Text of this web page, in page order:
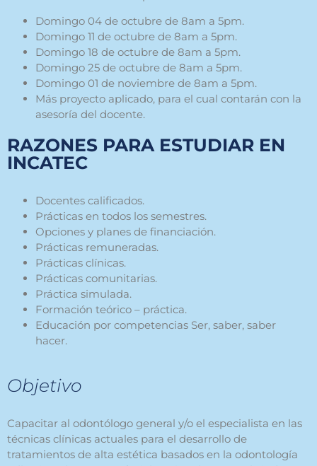
Domingo 04 de octubre de 8am a 5pm.
Domingo 11 de octubre de 8am a 5pm.
Domingo 18 de octubre de 8am a 5pm.
Domingo 25 de octubre de 8am a 5pm.
Domingo 01 de noviembre de 8am a 5pm.
Más proyecto aplicado, para el cual contarán con la
asesoría del docente.
RAZONES PARA ESTUDIAR EN
INCATEC
Docentes calificados.
Prácticas en todos los semestres.
Opciones y planes de financiación.
Prácticas remuneradas.
Prácticas clínicas.
Prácticas comunitarias.
Práctica simulada.
Formación teórico – práctica.
Educación por competencias Ser, saber, saber
hacer.
Objetivo
Capacitar al odontólogo general y/o el especialista en las
técnicas clínicas actuales para el desarrollo de
tratamientos de alta estética basados en la odontología